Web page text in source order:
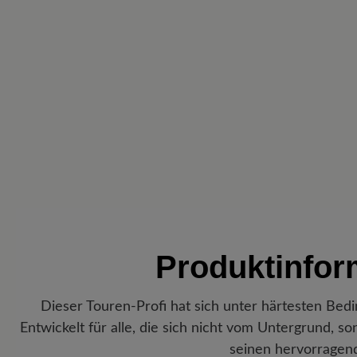
Dieser Touren-Profi hat sich unter härtesten
Entwickelt für alle, die sich nicht vom Untergrund,
seinen